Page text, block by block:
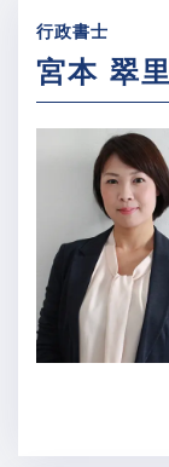
行政書士
宮本 翠里